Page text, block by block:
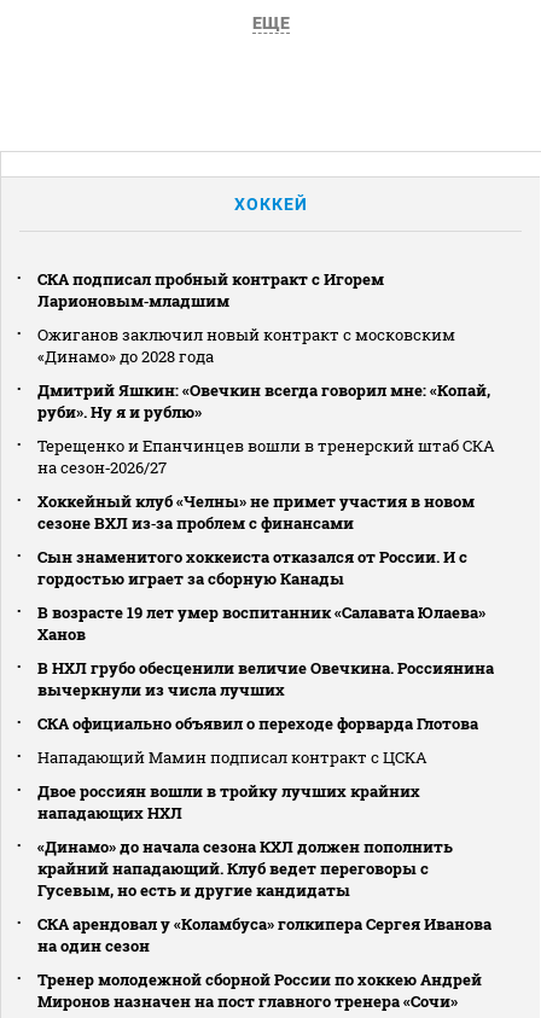
ЕЩЕ
ХОККЕЙ
СКА подписал пробный контракт с Игорем
Ларионовым‑младшим
Ожиганов заключил новый контракт с московским
«Динамо» до 2028 года
Дмитрий Яшкин: «Овечкин всегда говорил мне: «Копай,
руби». Ну я и рублю»
Терещенко и Епанчинцев вошли в тренерский штаб СКА
на сезон‑2026/27
Хоккейный клуб «Челны» не примет участия в новом
сезоне ВХЛ из‑за проблем с финансами
Сын знаменитого хоккеиста отказался от России. И с
гордостью играет за сборную Канады
В возрасте 19 лет умер воспитанник «Салавата Юлаева»
Ханов
В НХЛ грубо обесценили величие Овечкина. Россиянина
вычеркнули из числа лучших
СКА официально объявил о переходе форварда Глотова
Нападающий Мамин подписал контракт с ЦСКА
Двое россиян вошли в тройку лучших крайних
нападающих НХЛ
«Динамо» до начала сезона КХЛ должен пополнить
крайний нападающий. Клуб ведет переговоры с
Гусевым, но есть и другие кандидаты
СКА арендовал у «Коламбуса» голкипера Сергея Иванова
на один сезон
Тренер молодежной сборной России по хоккею Андрей
Миронов назначен на пост главного тренера «Сочи»